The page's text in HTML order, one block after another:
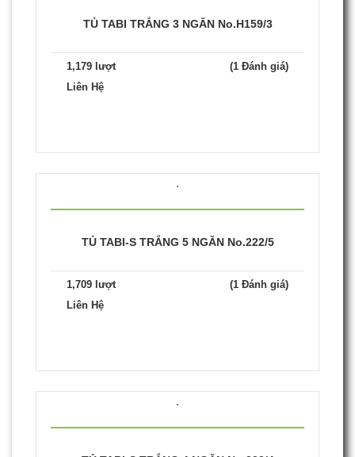
TỦ TABI TRẮNG 3 NGĂN No.H159/3
1,179 lượt
(1 Đánh giá)
Liên Hệ
TỦ TABI-S TRẮNG 5 NGĂN No.222/5
1,709 lượt
(1 Đánh giá)
Liên Hệ